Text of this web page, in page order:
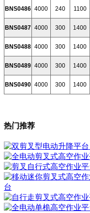
BNS0486 4000 240 1100
BNS0487 4000 300 1400
BNS0488 4000 300 1400
BNS0489 4000 300 1400
BNS0490 4000 300 1400
热门推荐
台